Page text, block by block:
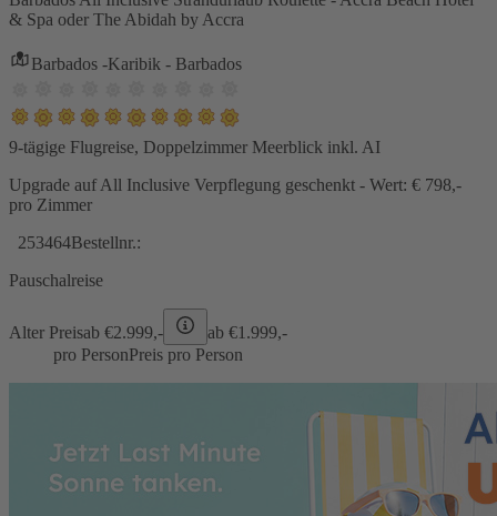
& Spa oder The Abidah by Accra
Barbados -Karibik - Barbados
9-tägige Flugreise, Doppelzimmer Meerblick inkl. AI
Upgrade auf All Inclusive Verpflegung geschenkt - Wert: € 798,-
pro Zimmer
253464Bestellnr.:
Pauschalreise
Alter Preisab €2.999,- ab €1.999,-
pro PersonPreis pro Person